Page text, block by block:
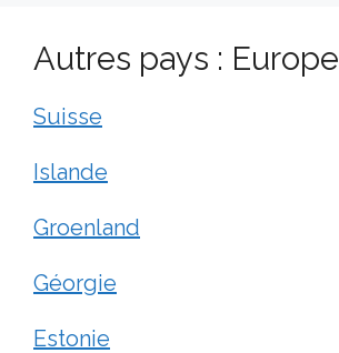
Autres pays : Europe
Suisse
Islande
Groenland
Géorgie
Estonie